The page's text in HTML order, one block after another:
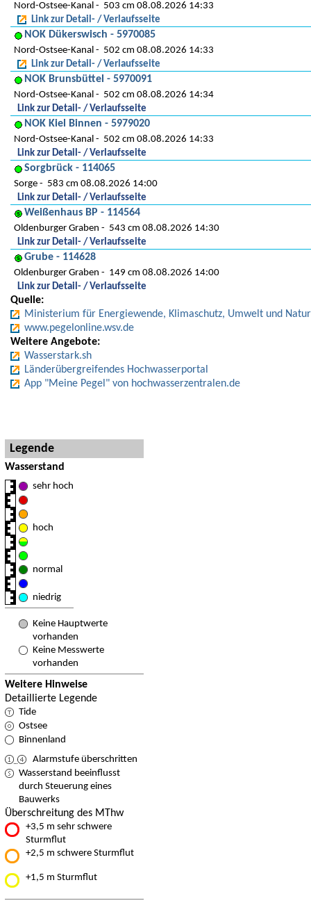
Nord-Ostsee-Kanal
503 cm 08.08.2026 14:33
Link zur Detail- / Verlaufsseite
NOK Dükerswisch - 5970085
Nord-Ostsee-Kanal
502 cm 08.08.2026 14:33
Link zur Detail- / Verlaufsseite
NOK Brunsbüttel - 5970091
Nord-Ostsee-Kanal
502 cm 08.08.2026 14:34
Link zur Detail- / Verlaufsseite
NOK Kiel Binnen - 5979020
Nord-Ostsee-Kanal
502 cm 08.08.2026 14:33
Link zur Detail- / Verlaufsseite
Sorgbrück - 114065
Sorge
583 cm 08.08.2026 14:00
Link zur Detail- / Verlaufsseite
Weißenhaus BP - 114564
Oldenburger Graben
543 cm 08.08.2026 14:30
Link zur Detail- / Verlaufsseite
Grube - 114628
Oldenburger Graben
149 cm 08.08.2026 14:00
Link zur Detail- / Verlaufsseite
Quelle:
Ministerium für Energiewende, Klimaschutz, Umwelt und Natur
www.pegelonline.wsv.de
Weitere Angebote:
Wasserstark.sh
Länderübergreifendes Hochwasserportal
App "Meine Pegel" von hochwasserzentralen.de
Legende
Wasserstand
sehr hoch
hoch
normal
niedrig
Keine Hauptwerte
vorhanden
Keine Messwerte
vorhanden
Weitere Hinweise
Detaillierte Legende
Tide
Ostsee
Binnenland
Alarmstufe überschritten
Wasserstand beeinflusst
durch Steuerung eines
Bauwerks
Überschreitung des MThw
+3,5 m sehr schwere
Sturmflut
+2,5 m schwere Sturmflut
+1,5 m Sturmflut